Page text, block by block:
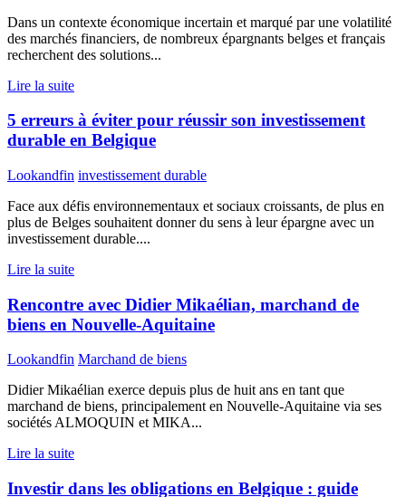
Dans un contexte économique incertain et marqué par une volatilité
des marchés financiers, de nombreux épargnants belges et français
recherchent des solutions...
Lire la suite
5 erreurs à éviter pour réussir son investissement
durable en Belgique
Lookandfin investissement durable
Face aux défis environnementaux et sociaux croissants, de plus en
plus de Belges souhaitent donner du sens à leur épargne avec un
investissement durable....
Lire la suite
Rencontre avec Didier Mikaélian, marchand de
biens en Nouvelle-Aquitaine
Lookandfin Marchand de biens
Didier Mikaélian exerce depuis plus de huit ans en tant que
marchand de biens, principalement en Nouvelle-Aquitaine via ses
sociétés ALMOQUIN et MIKA...
Lire la suite
Investir dans les obligations en Belgique : guide